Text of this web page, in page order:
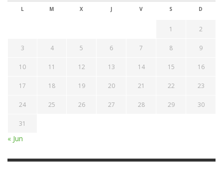
L M X J V S D
1 2
3 4 5 6 7 8 9
10 11 12 13 14 15 16
17 18 19 20 21 22 23
24 25 26 27 28 29 30
31
« Jun